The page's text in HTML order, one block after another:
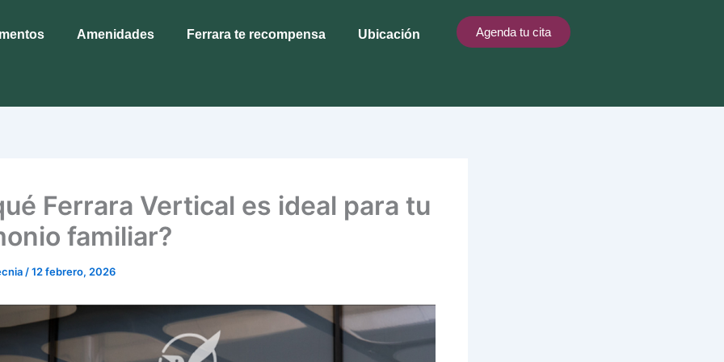
Amenidades Ferrara te recompensa Ubicación Agenda tu cita
Ferrara Vertical es ideal para tu
familiar?
/12 febrero, 2026